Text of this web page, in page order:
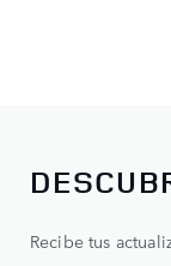
Recibe tus